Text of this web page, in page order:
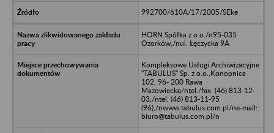
992700/610A/17/2005/SEke
HORN Spółka z o.o./n95-035
Ozorków,/nul. Łęczycka 9A
Kompleksowe Usługi Archiwizacyjne
"TABULUS" Sp. z o.o.,Konopnica
102, 96- 200 Rawa
Mazowiecka/ntel./fax. (46) 813-12-
03;/ntel. (46) 813-11-95
(96),/nwww.tabulus.com.pl/ne-mail:
biuro@tabulus.com.pl/n